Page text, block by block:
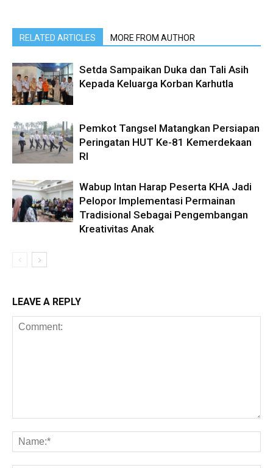
RELATED ARTICLES MORE FROM AUTHOR
Setda Sampaikan Duka dan Tali Asih
Kepada Keluarga Korban Karhutla
Pemkot Tangsel Matangkan Persiapan
Peringatan HUT Ke-81 Kemerdekaan
RI
Wabup Intan Harap Peserta KHA Jadi
Pelopor Implementasi Permainan
Tradisional Sebagai Pengembangan
Kreativitas Anak
LEAVE A REPLY